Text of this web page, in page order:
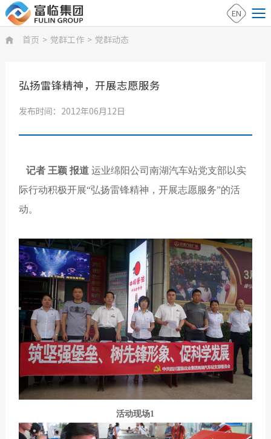
EN
 首页 > 党群工作 > 党群动态
弘扬雷锋精神，开展志愿服务
发布时间：2012年06月12日
记者 王颖 报道 运业绵阳公司南湖汽车站党支部以实
际行动积极开展“弘扬雷锋精神，开展志愿服务”的活
动。
活动现场1